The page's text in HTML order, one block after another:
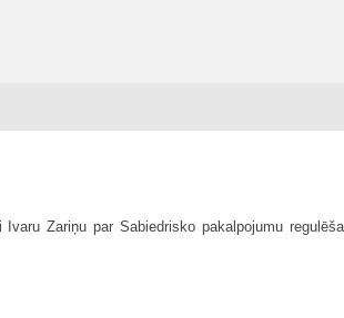
Zariņu par Sabiedrisko pakalpojumu